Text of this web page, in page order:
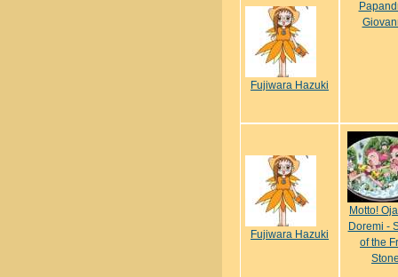
Fujiwara Hazuki
Fujiwara Hazuki
Motto!
Doremi -
of the